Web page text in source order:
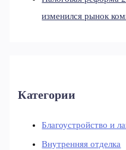
изменился рынок
Категории
Благоустройство и
Внутренняя отделка